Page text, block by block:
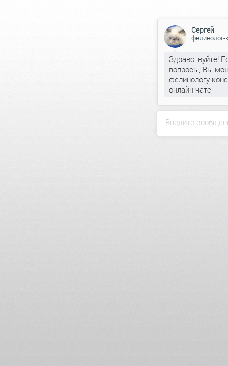
Введите
Сергей
фелинолог-
Здравствуйте!
вопросы, Вы
фелинологу-
онлайн-чате